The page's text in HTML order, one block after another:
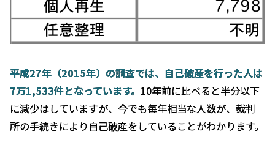
平成27年（2015年）の調査では、自己破産を行った人は
7万1,533件となっています。 10年前に比べると半分以下
に減少はしていますが、今でも毎年相当な人数が、裁判
所の手続きにより自己破産をしていることがわかります。
選
び